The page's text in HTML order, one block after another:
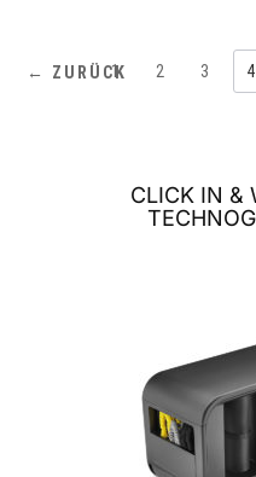
← ZURÜCK
1 2 3 4
CLICK IN &